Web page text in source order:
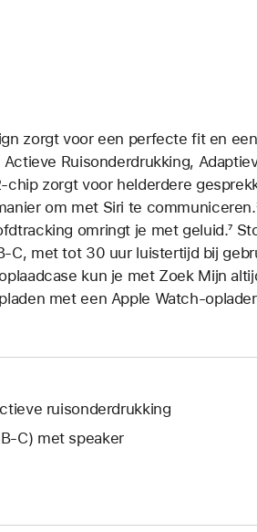
zorgt voor een perfecte fit en
Ruisonderdrukking,
zorgt voor helderdere
om met Siri te communiceren.
omringt je met geluid.⁷
met tot 30 uur luistertijd bij
kun je met Zoek Mijn
met een Apple Watch-
ruisonderdrukking
met speaker